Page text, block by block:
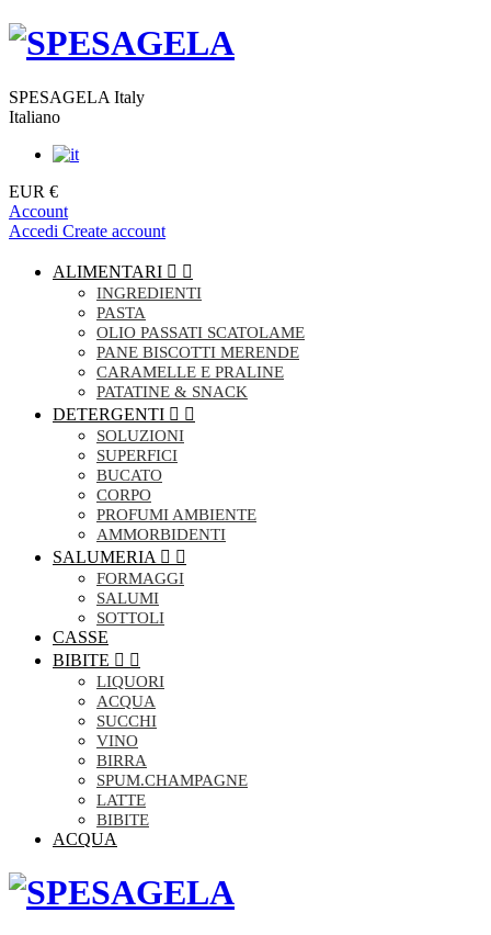
SPESAGELA Italy
Italiano
EUR €
Account
Accedi Create account
ALIMENTARI  
INGREDIENTI
PASTA
OLIO PASSATI SCATOLAME
PANE BISCOTTI MERENDE
CARAMELLE E PRALINE
PATATINE & SNACK
DETERGENTI  
SOLUZIONI
SUPERFICI
BUCATO
CORPO
PROFUMI AMBIENTE
AMMORBIDENTI
SALUMERIA  
FORMAGGI
SALUMI
SOTTOLI
CASSE
BIBITE  
LIQUORI
ACQUA
SUCCHI
VINO
BIRRA
SPUM.CHAMPAGNE
LATTE
BIBITE
ACQUA